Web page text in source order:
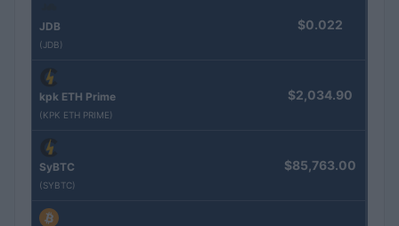
JDB
(JDB)
$0.022
kpk ETH Prime
(KPK ETH PRIME)
$2,034.90
SyBTC
(SYBTC)
$85,763.00